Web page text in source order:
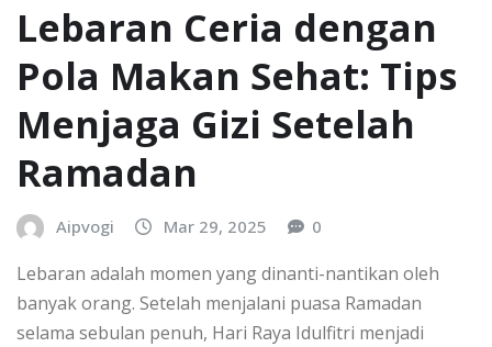
Lebaran Ceria dengan
Pola Makan Sehat: Tips
Menjaga Gizi Setelah
Ramadan
Aipvogi Mar 29, 2025 0
Lebaran adalah momen yang dinanti-nantikan oleh
banyak orang. Setelah menjalani puasa Ramadan
selama sebulan penuh, Hari Raya Idulfitri menjadi